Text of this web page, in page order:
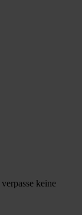
keine